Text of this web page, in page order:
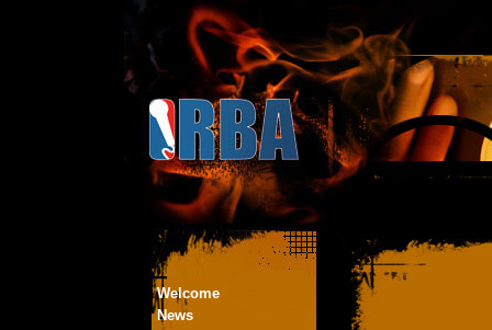
Welcome
News